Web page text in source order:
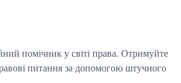
помічник у світі права. Отримуйте
питання за допомогою штучного